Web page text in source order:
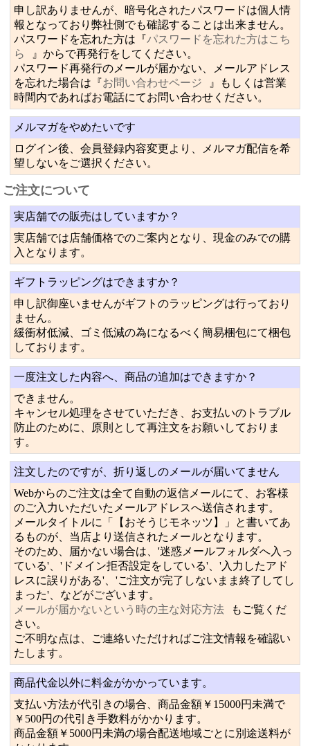
申し訳ありませんが、暗号化されたパスワードは個人情
報となっており弊社側でも確認することは出来ません。
パスワードを忘れた方は『パスワードを忘れた方はこち
ら
』からで再発行をしてください。
パスワード再発行のメールが届かない、メールアドレス
を忘れた場合は『お問い合わせページ
』もしくは営業
時間内であればお電話にてお問い合わせください。
メルマガをやめたいです
ログイン後、会員登録内容変更より、メルマガ配信を希
望しないをご選択ください。
ご注文について
実店舗での販売はしていますか？
実店舗では店舗価格でのご案内となり、現金のみでの購
入となります。
ギフトラッピングはできますか？
申し訳御座いませんがギフトのラッピングは行っており
ません。
緩衝材低減、ゴミ低減の為になるべく簡易梱包にて梱包
しております。
一度注文した内容へ、商品の追加はできますか？
できません。
キャンセル処理をさせていただき、お支払いのトラブル
防止のために、原則として再注文をお願いしておりま
す。
注文したのですが、折り返しのメールが届いてません
Webからのご注文は全て自動の返信メールにて、お客様
のご入力いただいたメールアドレスへ送信されます。
メールタイトルに「【おそうじモネッツ】」と書いてあ
るものが、当店より送信されたメールとなります。
そのため、届かない場合は、'迷惑メールフォルダへ入っ
ている'、'ドメイン拒否設定をしている'、'入力したアド
レスに誤りがある'、'ご注文が完了しないまま終了してし
まった'、などがございます。
メールが届かないという時の主な対応方法
もご覧くだ
さい。
ご不明な点は、ご連絡いただければご注文情報を確認い
たします。
商品代金以外に料金がかかっています。
支払い方法が代引きの場合、商品金額￥15000円未満で
￥500円の代引き手数料がかかります。
商品金額￥5000円未満の場合配送地域ごとに別途送料が